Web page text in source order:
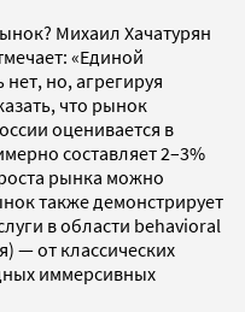
Михаил Хачатурян
«Единой
но, агрегируя
что рынок
оценивается в
составляет 2–3%
рынка можно
также демонстрирует
в области behavioral
— от классических
иммерсивных